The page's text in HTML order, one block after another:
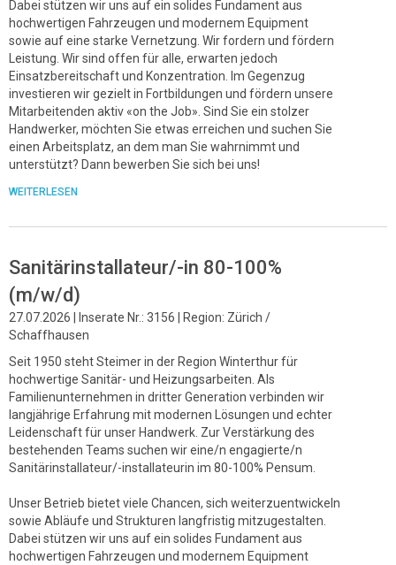
Dabei stützen wir uns auf ein solides Fundament aus
hochwertigen Fahrzeugen und modernem Equipment
sowie auf eine starke Vernetzung. Wir fordern und fördern
Leistung. Wir sind offen für alle, erwarten jedoch
Einsatzbereitschaft und Konzentration. Im Gegenzug
investieren wir gezielt in Fortbildungen und fördern unsere
Mitarbeitenden aktiv «on the Job». Sind Sie ein stolzer
Handwerker, möchten Sie etwas erreichen und suchen Sie
einen Arbeitsplatz, an dem man Sie wahrnimmt und
unterstützt? Dann bewerben Sie sich bei uns!
WEITERLESEN
Sanitärinstallateur/-in 80-100%
(m/w/d)
27.07.2026 | Inserate Nr.: 3156 | Region: Zürich /
Schaffhausen
Seit 1950 steht Steimer in der Region Winterthur für
hochwertige Sanitär- und Heizungsarbeiten. Als
Familienunternehmen in dritter Generation verbinden wir
langjährige Erfahrung mit modernen Lösungen und echter
Leidenschaft für unser Handwerk. Zur Verstärkung des
bestehenden Teams suchen wir eine/n engagierte/n
Sanitärinstallateur/-installateurin im 80-100% Pensum.
Unser Betrieb bietet viele Chancen, sich weiterzuentwickeln
sowie Abläufe und Strukturen langfristig mitzugestalten.
Dabei stützen wir uns auf ein solides Fundament aus
hochwertigen Fahrzeugen und modernem Equipment